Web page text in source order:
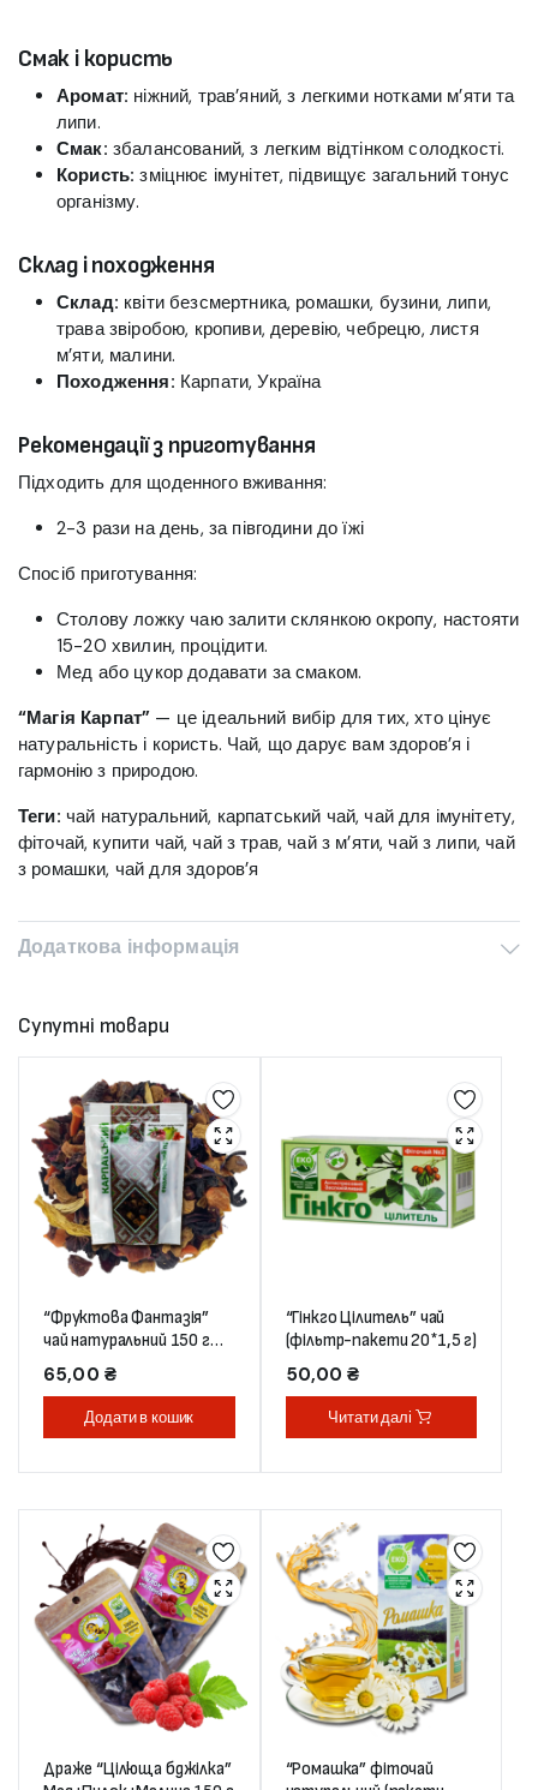
Смак і користь
Аромат: ніжний, трав’яний, з легкими нотками м’яти та
липи.
Смак: збалансований, з легким відтінком солодкості.
Користь: зміцнює імунітет, підвищує загальний тонус
організму.
Склад і походження
Склад: квіти безсмертника, ромашки, бузини, липи,
трава звіробою, кропиви, деревію, чебрецю, листя
м’яти, малини.
Походження: Карпати, Україна
Рекомендації з приготування
Підходить для щоденного вживання:
2-3 рази на день, за півгодини до їжі
Спосіб приготування:
Столову ложку чаю залити склянкою окропу, настояти
15-20 хвилин, процідити.
Мед або цукор додавати за смаком.
“Магія Карпат” — це ідеальний вибір для тих, хто цінує
натуральність і користь. Чай, що дарує вам здоров’я і
гармонію з природою.
Теги: чай натуральний, карпатський чай, чай для імунітету,
фіточай, купити чай, чай з трав, чай з м’яти, чай з липи, чай
з ромашки, чай для здоров’я
Додаткова інформація
Супутні товари
“Фруктова Фантазія”
чай натуральний 150 г
(дой-пак)
65,00 ₴
Додати в кошик
“Гінкго Цілитель” чай
(фільтр-пакети 20*1,5 г)
50,00₴
Читати далі
Драже “Цілюща бджілка”
“Ромашка” фіточай